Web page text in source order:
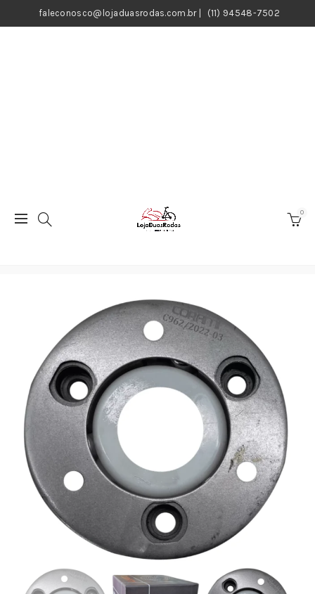
faleconosco@lojaduasrodas.com.br| (11) 94548-7502
0